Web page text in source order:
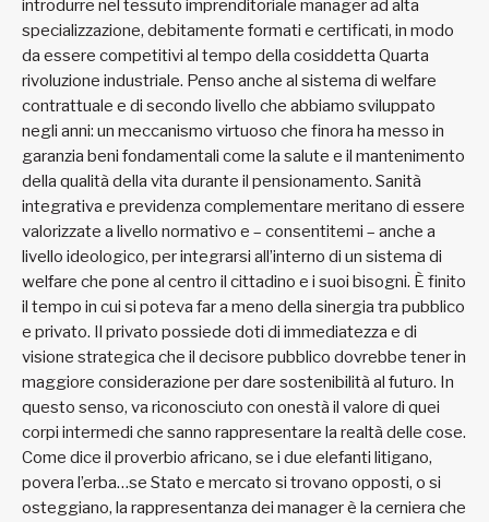
introdurre nel tessuto imprenditoriale manager ad alta
specializzazione, debitamente formati e certificati, in modo
da essere competitivi al tempo della cosiddetta Quarta
rivoluzione industriale. Penso anche al sistema di welfare
contrattuale e di secondo livello che abbiamo sviluppato
negli anni: un meccanismo virtuoso che finora ha messo in
garanzia beni fondamentali come la salute e il mantenimento
della qualità della vita durante il pensionamento. Sanità
integrativa e previdenza complementare meritano di essere
valorizzate a livello normativo e – consentitemi – anche a
livello ideologico, per integrarsi all’interno di un sistema di
welfare che pone al centro il cittadino e i suoi bisogni. È finito
il tempo in cui si poteva far a meno della sinergia tra pubblico
e privato. Il privato possiede doti di immediatezza e di
visione strategica che il decisore pubblico dovrebbe tener in
maggiore considerazione per dare sostenibilità al futuro. In
questo senso, va riconosciuto con onestà il valore di quei
corpi intermedi che sanno rappresentare la realtà delle cose.
Come dice il proverbio africano, se i due elefanti litigano,
povera l’erba…se Stato e mercato si trovano opposti, o si
osteggiano, la rappresentanza dei manager è la cerniera che